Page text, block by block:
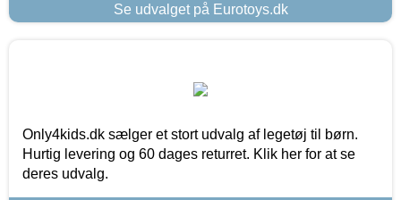
Se udvalget på Eurotoys.dk
Only4kids.dk sælger et stort udvalg af legetøj til børn.
Hurtig levering og 60 dages returret. Klik her for at se
deres udvalg.